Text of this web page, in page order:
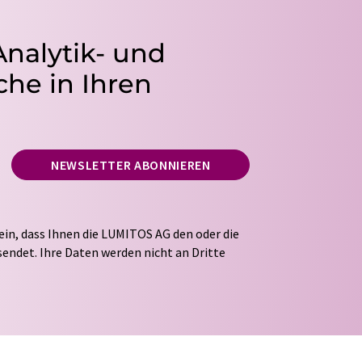
und
in Ihren
NEWSLETTER ABONNIEREN
dass Ihnen die LUMITOS AG den oder die
Ihre Daten werden nicht an Dritte
Ihrer Daten durch die LUMITOS AG erfolgt